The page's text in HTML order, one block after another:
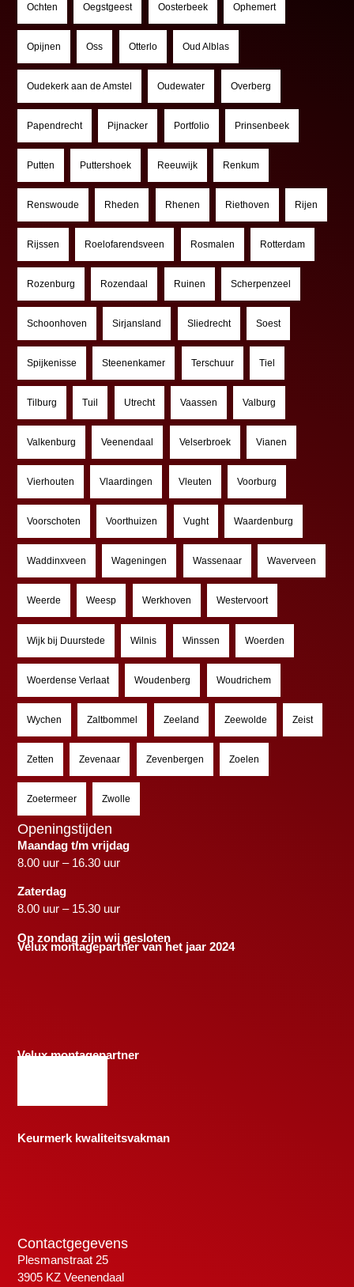
Ochten Oegstgeest Oosterbeek Ophemert
Opijnen Oss Otterlo Oud Alblas
Oudekerk aan de Amstel Oudewater Overberg
Papendrecht Pijnacker Portfolio Prinsenbeek
Putten Puttershoek Reeuwijk Renkum
Renswoude Rheden Rhenen Riethoven Rijen
Rijssen Roelofarendsveen Rosmalen Rotterdam
Rozenburg Rozendaal Ruinen Scherpenzeel
Schoonhoven Sirjansland Sliedrecht Soest
Spijkenisse Steenenkamer Terschuur Tiel
Tilburg Tuil Utrecht Vaassen Valburg
Valkenburg Veenendaal Velserbroek Vianen
Vierhouten Vlaardingen Vleuten Voorburg
Voorschoten Voorthuizen Vught Waardenburg
Waddinxveen Wageningen Wassenaar Waverveen
Weerde Weesp Werkhoven Westervoort
Wijk bij Duurstede Wilnis Winssen Woerden
Woerdense Verlaat Woudenberg Woudrichem
Wychen Zaltbommel Zeeland Zeewolde Zeist
Zetten Zevenaar Zevenbergen Zoelen
Zoetermeer Zwolle
Openingstijden
Maandag t/m vrijdag
8.00 uur – 16.30 uur
Zaterdag
8.00 uur – 15.30 uur
Op zondag zijn wij gesloten
Velux montagepartner van het jaar 2024
Velux montagepartner
Keurmerk kwaliteitsvakman
Contactgegevens
Plesmanstraat 25
3905 KZ Veenendaal